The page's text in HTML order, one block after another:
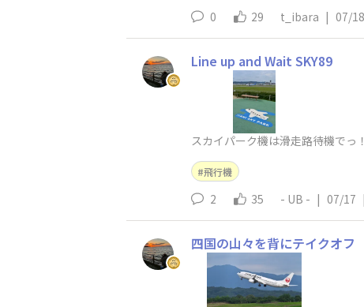
0 29 t_ibara | 07/18
Line up and Wait SKY89
スカイパーク機は滑走路待機でっ
飛行機
2 35 - UB - | 07/17 |
四国の山々を背にテイクオフ